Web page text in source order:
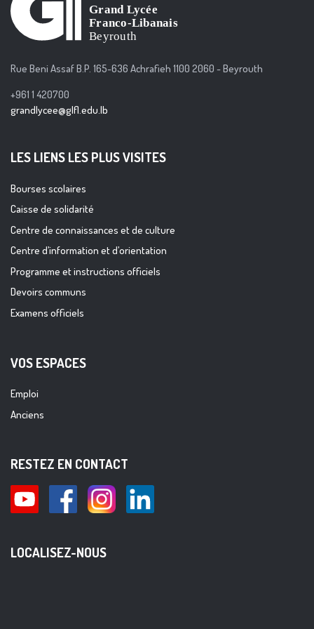
Rue Beni Assaf B.P. 165-636 Achrafieh 1100 2060 - Beyrouth
+961 1 420700
grandlycee@glfl.edu.lb
LES LIENS LES PLUS VISITES
Bourses scolaires
Caisse de solidarité
Centre de connaissances et de culture
Centre d’information et d’orientation
Programme et instructions officiels
Devoirs communs
Examens officiels
VOS ESPACES
Emploi
Anciens
RESTEZ EN CONTACT
LOCALISEZ-NOUS